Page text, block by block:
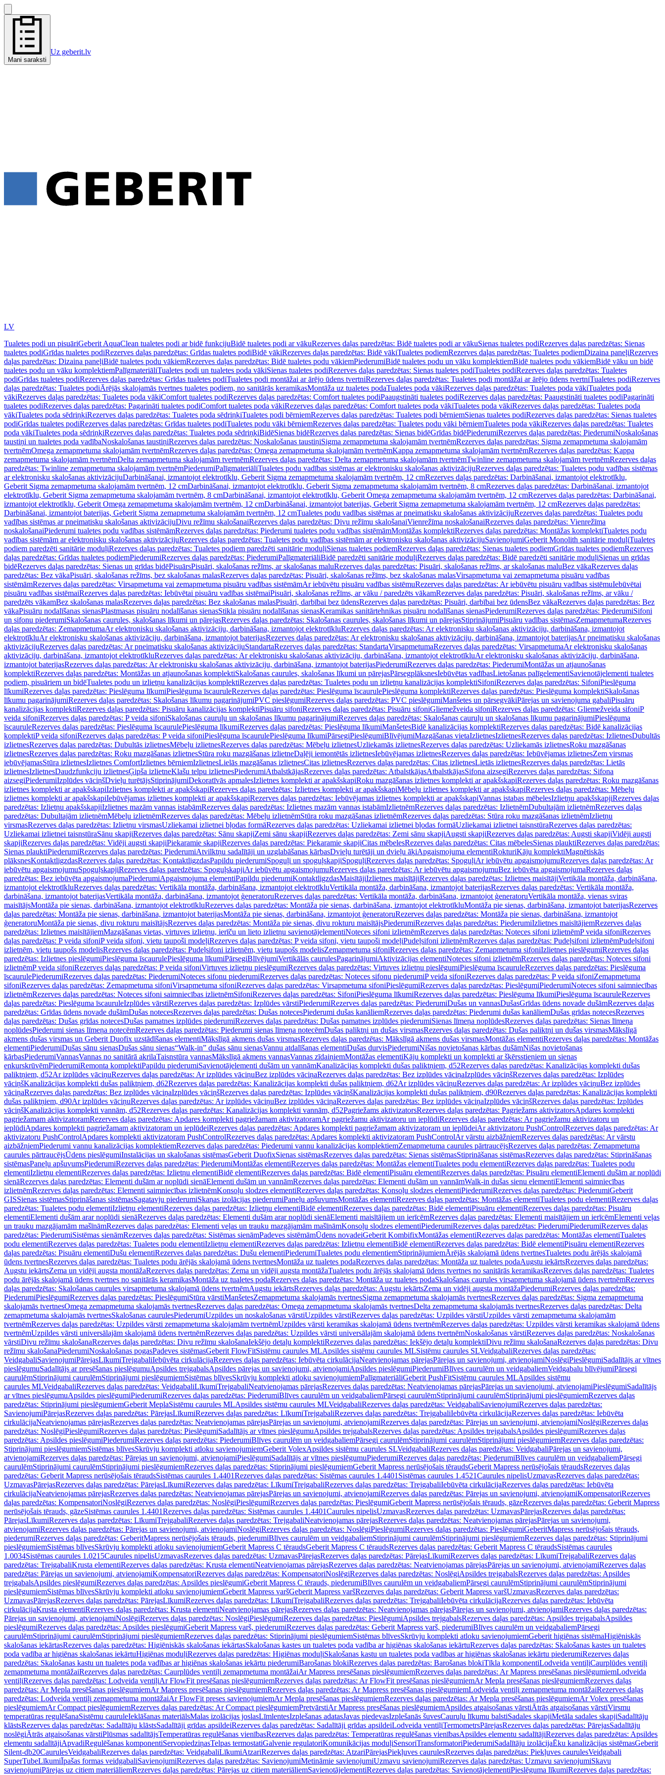
Mani saraksti
Uz geberit.lv
LV
Tualetes podi un pisuāriGeberit AquaClean tualetes podi ar bidē funkcijuBidē tualetes podi ar vākuRezerves daļas paredzētas: Bidē tualetes podi ar vākuSienas tualetes podiRezerves daļas paredzētas: Sienas
tualetes podiGrīdas tualetes podiRezerves daļas paredzētas: Grīdas tualetes podiBidē vākiRezerves daļas paredzētas: Bidē vākiTualetes podiemRezerves daļas paredzētas: Tualetes podiemDizaina paneļiRezerves
daļas paredzētas: Dizaina paneļiBidē tualetes podu vākiemRezerves daļas paredzētas: Bidē tualetes podu vākiemPiederumiBidē tualetes podu un vāku komplektiemBidē tualetes podu vākiemBidē vāku un bidē
tualetes podu un vāku komplektiemPalīgmateriāliTualetes podi un tualetes poda vākiSienas tualetes podiRezerves daļas paredzētas: Sienas tualetes podiTualetes podiRezerves daļas paredzētas: Tualetes
podiGrīdas tualetes podiRezerves daļas paredzētas: Grīdas tualetes podiTualetes podi montāžai ar ārējo ūdens tvertniRezerves daļas paredzētas: Tualetes podi montāžai ar ārējo ūdens tvertniTualetes podiRezerves
daļas paredzētas: Tualetes podiĀrējās skalojamās tvertnes tualetes podiem, no sanitārās keramikasMontāža uz tualetes podaTualetes poda vākiRezerves daļas paredzētas: Tualetes poda vākiTualetes poda
vākiRezerves daļas paredzētas: Tualetes poda vākiComfort tualetes podiRezerves daļas paredzētas: Comfort tualetes podiPaaugstināti tualetes podiRezerves daļas paredzētas: Paaugstināti tualetes podiPagarināti
tualetes podiRezerves daļas paredzētas: Pagarināti tualetes podiComfort tualetes poda vākiRezerves daļas paredzētas: Comfort tualetes poda vākiTualetes poda vākiRezerves daļas paredzētas: Tualetes poda
vākiTualetes poda sēdriņķiRezerves daļas paredzētas: Tualetes poda sēdriņķiTualetes podi bērniemRezerves daļas paredzētas: Tualetes podi bērniemSienas tualetes podiRezerves daļas paredzētas: Sienas tualetes
podiGrīdas tualetes podiRezerves daļas paredzētas: Grīdas tualetes podiTualetes podu vāki bērniemRezerves daļas paredzētas: Tualetes podu vāki bērniemTualetes poda vākiRezerves daļas paredzētas: Tualetes
poda vākiTualetes poda sēdriņķiRezerves daļas paredzētas: Tualetes poda sēdriņķiBidēSienas bidēRezerves daļas paredzētas: Sienas bidēGrīdas bidēPiederumiRezerves daļas paredzētas: PiederumiNoskalošanas
taustiņi un tualetes poda vadībaNoskalošanas taustiņiRezerves daļas paredzētas: Noskalošanas taustiņiSigma zemapmetuma skalojamām tvertnēmRezerves daļas paredzētas: Sigma zemapmetuma skalojamām
tvertnēmOmega zemapmetuma skalojamām tvertnēmRezerves daļas paredzētas: Omega zemapmetuma skalojamām tvertnēmKappa zemapmetuma skalojamām tvertnēmRezerves daļas paredzētas: Kappa
zemapmetuma skalojamām tvertnēmDelta zemapmetuma skalojamām tvertnēmRezerves daļas paredzētas: Delta zemapmetuma skalojamām tvertnēmTwinline zemapmetuma skalojamām tvertnēmRezerves daļas
paredzētas: Twinline zemapmetuma skalojamām tvertnēmPiederumiPalīgmateriāliTualetes podu vadības sistēmas ar elektronisku skalošanas aktivizācijuRezerves daļas paredzētas: Tualetes podu vadības sistēmas
ar elektronisku skalošanas aktivizācijuDarbināšanai, izmantojot elektrotīklu, Geberit Sigma zemapmetuma skalojamām tvertnēm, 12 cmRezerves daļas paredzētas: Darbināšanai, izmantojot elektrotīklu,
Geberit Sigma zemapmetuma skalojamām tvertnēm, 12 cmDarbināšanai, izmantojot elektrotīklu, Geberit Sigma zemapmetuma skalojamām tvertnēm, 8 cmRezerves daļas paredzētas: Darbināšanai, izmantojot
elektrotīklu, Geberit Sigma zemapmetuma skalojamām tvertnēm, 8 cmDarbināšanai, izmantojot elektrotīklu, Geberit Omega zemapmetuma skalojamām tvertnēm, 12 cmRezerves daļas paredzētas: Darbināšanai,
izmantojot elektrotīklu, Geberit Omega zemapmetuma skalojamām tvertnēm, 12 cmDarbināšanai, izmantojot baterijas, Geberit Sigma zemapmetuma skalojamām tvertnēm, 12 cmRezerves daļas paredzētas:
Darbināšanai, izmantojot baterijas, Geberit Sigma zemapmetuma skalojamām tvertnēm, 12 cmTualetes podu vadības sistēmas ar pneimatisku skalošanas aktivizācijuRezerves daļas paredzētas: Tualetes podu
vadības sistēmas ar pneimatisku skalošanas aktivizācijuDivu režīmu skalošanaiRezerves daļas paredzētas: Divu režīmu skalošanaiVienrežīma noskalošanaiRezerves daļas paredzētas: Vienrežīma
noskalošanaiPiederumi tualetes podu vadības sistēmāmRezerves daļas paredzētas: Piederumi tualetes podu vadības sistēmāmMontāžas komplektiRezerves daļas paredzētas: Montāžas komplektiTualetes podu
vadības sistēmām ar elektronisku skalošanas aktivizācijuRezerves daļas paredzētas: Tualetes podu vadības sistēmām ar elektronisku skalošanas aktivizācijuSavienojumiGeberit Monolith sanitārie moduļiTualetes
podiem paredzēti sanitārie moduļiRezerves daļas paredzētas: Tualetes podiem paredzēti sanitārie moduļiSienas tualetes podiemRezerves daļas paredzētas: Sienas tualetes podiemGrīdas tualetes podiemRezerves
daļas paredzētas: Grīdas tualetes podiemPiederumiRezerves daļas paredzētas: PiederumiPalīgmateriāliBidē paredzēti sanitārie moduļiRezerves daļas paredzētas: Bidē paredzēti sanitārie moduļiSienas un grīdas
bidēRezerves daļas paredzētas: Sienas un grīdas bidēPisuārsPisuāri, skalošanas režīms, ar skalošanas maluRezerves daļas paredzētas: Pisuāri, skalošanas režīms, ar skalošanas maluBez vākaRezerves daļas
paredzētas: Bez vākaPisuāri, skalošanas režīms, bez skalošanas malasRezerves daļas paredzētas: Pisuāri, skalošanas režīms, bez skalošanas malasVirsapmetuma vai zemapmetuma pisuāru vadības
sistēmāmRezerves daļas paredzētas: Virsapmetuma vai zemapmetuma pisuāru vadības sistēmāmAr iebūvētu pisuāru vadības sistēmuRezerves daļas paredzētas: Ar iebūvētu pisuāru vadības sistēmuIebūvētai
pisuāru vadības sistēmaiRezerves daļas paredzētas: Iebūvētai pisuāru vadības sistēmaiPisuāri, skalošanas režīms, ar vāku / paredzēts vākamRezerves daļas paredzētas: Pisuāri, skalošanas režīms, ar vāku /
paredzēts vākamBez skalošanas malasRezerves daļas paredzētas: Bez skalošanas malasPisuāri, darbībai bez ūdensRezerves daļas paredzētas: Pisuāri, darbībai bez ūdensBez vākaRezerves daļas paredzētas: Bez
vākaPisuāru nodalīšanas sienasPlastmasas pisuāru nodalīšanas sienasStikla pisuāru nodalīšanas sienasKeramikas sanitārtehnikas pisuāru nodalīšanas sienasPiederumiRezerves daļas paredzētas: PiederumiSifoni
un sifonu piederumiSkalošanas caurules, skalošanas līkumi un pārejasRezerves daļas paredzētas: Skalošanas caurules, skalošanas līkumi un pārejasStiprinājumiPisuāru vadības sistēmasZemapmetumaRezerves
daļas paredzētas: ZemapmetumaAr elektronisku skalošanas aktivizāciju, darbināšana, izmantojot elektrotīkluRezerves daļas paredzētas: Ar elektronisku skalošanas aktivizāciju, darbināšana, izmantojot
elektrotīkluAr elektronisku skalošanas aktivizāciju, darbināšana, izmantojot baterijasRezerves daļas paredzētas: Ar elektronisku skalošanas aktivizāciju, darbināšana, izmantojot baterijasAr pneimatisku skalošanas
aktivizācijuRezerves daļas paredzētas: Ar pneimatisku skalošanas aktivizācijuStandartaRezerves daļas paredzētas: StandartaVirsapmetumaRezerves daļas paredzētas: VirsapmetumaAr elektronisku skalošanas
aktivizāciju, darbināšana, izmantojot elektrotīkluRezerves daļas paredzētas: Ar elektronisku skalošanas aktivizāciju, darbināšana, izmantojot elektrotīkluAr elektronisku skalošanas aktivizāciju, darbināšana,
izmantojot baterijasRezerves daļas paredzētas: Ar elektronisku skalošanas aktivizāciju, darbināšana, izmantojot baterijasPiederumiRezerves daļas paredzētas: PiederumiMontāžas un atjaunošanas
komplektiRezerves daļas paredzētas: Montāžas un atjaunošanas komplektiSkalošanas caurules, skalošanas līkumi un pārejasPārsegplāksnesIebūvētas vadībasLietošanas palīgelementiSavienotājelementi tualetes
podiem, pisuāriem un bidēTualetes podu un izlietņu kanalizācijas komplektiRezerves daļas paredzētas: Tualetes podu un izlietņu kanalizācijas komplektiSifoniRezerves daļas paredzētas: SifoniPieslēguma
līkumiRezerves daļas paredzētas: Pieslēguma līkumiPieslēguma īscauruleRezerves daļas paredzētas: Pieslēguma īscaurulePieslēguma komplektiRezerves daļas paredzētas: Pieslēguma komplektiSkalošanas
līkumu pagarinājumiRezerves daļas paredzētas: Skalošanas līkumu pagarinājumiPVC pieslēgumiRezerves daļas paredzētas: PVC pieslēgumiManšetes un pārsegvākiPārejas un savienojuma gabaliPisuāru
kanalizācijas komplektiRezerves daļas paredzētas: Pisuāru kanalizācijas komplektiPisuāru sifoniRezerves daļas paredzētas: Pisuāru sifoniGliemežveida sifoniRezerves daļas paredzētas: Gliemežveida sifoniP
veida sifoniRezerves daļas paredzētas: P veida sifoniSkalošanas cauruļu un skalošanas līkumu pagarinājumiRezerves daļas paredzētas: Skalošanas cauruļu un skalošanas līkumu pagarinājumiPieslēguma
īscauruleRezerves daļas paredzētas: Pieslēguma īscaurulePieslēguma līkumiRezerves daļas paredzētas: Pieslēguma līkumiManšetesBidē kanalizācijas komplektiRezerves daļas paredzētas: Bidē kanalizācijas
komplektiP veida sifoniRezerves daļas paredzētas: P veida sifoniPieslēguma īscaurulePieslēguma līkumiPārsegiPieslēgumiBlīvējumiMazgāšanas vietaIzlietnesIzlietnesRezerves daļas paredzētas: IzlietnesDubultās
izlietnesRezerves daļas paredzētas: Dubultās izlietnesMēbeļu izlietnesRezerves daļas paredzētas: Mēbeļu izlietnesUzliekamās izlietnesRezerves daļas paredzētas: Uzliekamās izlietnesRoku mazgāšanas
izlietnesRezerves daļas paredzētas: Roku mazgāšanas izlietnesStūra roku mazgāšanas izlietneDaļēji iemontētās izlietnesIebūvējamas izlietnesRezerves daļas paredzētas: Iebūvējamas izlietnesZem virsmas
iebūvējamasStūra izlietnesIzlietnes ComfortIzlietnes bērniemIzlietnesLielās mazgāšanas izlietnesCitas izlietnesRezerves daļas paredzētas: Citas izlietnesLietās izlietnesRezerves daļas paredzētas: Lietās
izlietnesIzlietnesDaudzfunkciju izlietnesĢipša izlietneKlašu telpu izlietnesPiederumiAtbalstkājasRezerves daļas paredzētas: AtbalstkājasAtbalstkājasSifona aizsegiRezerves daļas paredzētas: Sifona
aizsegiPiederumiIzplūdes vāciņšDvieļu turētājsStiprinājumiDekoratīvās apmalesIzlietnes komplekti ar apakšskapiRoku mazgāšanas izlietnes komplekti ar apakšskapiRezerves daļas paredzētas: Roku mazgāšanas
izlietnes komplekti ar apakšskapiIzlietnes komplekti ar apakšskapiRezerves daļas paredzētas: Izlietnes komplekti ar apakšskapiMēbeļu izlietnes komplekti ar apakšskapiRezerves daļas paredzētas: Mēbeļu
izlietnes komplekti ar apakšskapiIebūvējamas izlietnes komplekti ar apakšskapiRezerves daļas paredzētas: Iebūvējamas izlietnes komplekti ar apakšskapiVannas istabas mēbelesIzlietņu apakšskapjiRezerves daļas
paredzētas: Izlietņu apakšskapjiIzlietnes mazām vannas istabāmRezerves daļas paredzētas: Izlietnes mazām vannas istabāmIzlietnēmRezerves daļas paredzētas: IzlietnēmDubultajām izlietnēmRezerves daļas
paredzētas: Dubultajām izlietnēmMēbeļu izlietnēmRezerves daļas paredzētas: Mēbeļu izlietnēmStūra roku mazgāšanas izlietnēmRezerves daļas paredzētas: Stūra roku mazgāšanas izlietnēmIzlietņu
virsmasRezerves daļas paredzētas: Izlietņu virsmasUzliekamai izlietnei bļodas formāRezerves daļas paredzētas: Uzliekamai izlietnei bļodas formāUzliekamai izlietnei taisnstūraRezerves daļas paredzētas:
Uzliekamai izlietnei taisnstūraSānu skapjiRezerves daļas paredzētas: Sānu skapjiZemi sānu skapjiRezerves daļas paredzētas: Zemi sānu skapjiAugsti skapjiRezerves daļas paredzētas: Augsti skapjiVidēji augsti
skapjiRezerves daļas paredzētas: Vidēji augsti skapjiPiekaramie skapjiRezerves daļas paredzētas: Piekaramie skapjiCitas mēbelesRezerves daļas paredzētas: Citas mēbelesSienas plauktiRezerves daļas paredzētas:
Sienas plauktiPiederumiRezerves daļas paredzētas: PiederumiAtvilktņu sadalītāji un uzglabāšanas kārbasDvieļu turētāji un dvieļu āķiApgaismojuma elementiRokturiKāju komplektiMagnētiskās
plāksnesKontaktligzdasRezerves daļas paredzētas: KontaktligzdasPapildu piederumiSpoguļi un spoguļskapjiSpoguļiRezerves daļas paredzētas: SpoguļiAr iebūvētu apgaismojumuRezerves daļas paredzētas: Ar
iebūvētu apgaismojumuSpoguļskapjiRezerves daļas paredzētas: SpoguļskapjiAr iebūvētu apgaismojumuRezerves daļas paredzētas: Ar iebūvētu apgaismojumuBez iebūvēta apgaismojumaRezerves daļas
paredzētas: Bez iebūvēta apgaismojumaPiederumiApgaismojuma elementiPapildu piederumiKontaktligzdasMaisītājiIzlietnes maisītājiRezerves daļas paredzētas: Izlietnes maisītājiVertikāla montāža, darbināšana,
izmantojot elektrotīkluRezerves daļas paredzētas: Vertikāla montāža, darbināšana, izmantojot elektrotīkluVertikāla montāža, darbināšana, izmantojot baterijasRezerves daļas paredzētas: Vertikāla montāža,
darbināšana, izmantojot baterijasVertikāla montāža, darbināšana, izmantojot ģeneratoruRezerves daļas paredzētas: Vertikāla montāža, darbināšana, izmantojot ģeneratoruVertikāla montāža, vienas sviras
maisītājsMontāža pie sienas, darbināšana, izmantojot elektrotīkluRezerves daļas paredzētas: Montāža pie sienas, darbināšana, izmantojot elektrotīkluMontāža pie sienas, darbināšana, izmantojot baterijasRezerves
daļas paredzētas: Montāža pie sienas, darbināšana, izmantojot baterijasMontāža pie sienas, darbināšana, izmantojot ģeneratoruRezerves daļas paredzētas: Montāža pie sienas, darbināšana, izmantojot
ģeneratoruMontāža pie sienas, divu rokturu maisītājsRezerves daļas paredzētas: Montāža pie sienas, divu rokturu maisītājsPiederumiRezerves daļas paredzētas: PiederumiIzlietnes maisītājiemRezerves daļas
paredzētas: Izlietnes maisītājiemMazgāšanas vietas, virtuves izlietņu, ierīču un lieto izlietņu savienotājelementiNoteces sifoni izlietnēmRezerves daļas paredzētas: Noteces sifoni izlietnēmP veida sifoniRezerves
daļas paredzētas: P veida sifoniP veida sifoni, vietu taupoši modeļiRezerves daļas paredzētas: P veida sifoni, vietu taupoši modeļiPudeļsifoni izlietnēmRezerves daļas paredzētas: Pudeļsifoni izlietnēmPudeļsifoni
izlietnēm, vietu taupošs modelisRezerves daļas paredzētas: Pudeļsifoni izlietnēm, vietu taupošs modelisZemapmetuma sifoniRezerves daļas paredzētas: Zemapmetuma sifoniIzlietnes pieslēgumiRezerves daļas
paredzētas: Izlietnes pieslēgumiPieslēguma īscaurulePieslēguma līkumiPārsegiBlīvējumiVertikālās caurulesPagarinājumiAktivizācijas elementiNoteces sifoni izlietnēmRezerves daļas paredzētas: Noteces sifoni
izlietnēmP veida sifoniRezerves daļas paredzētas: P veida sifoniVirtuves izlietņu pieslēgumiRezerves daļas paredzētas: Virtuves izlietņu pieslēgumiPieslēguma īscauruleRezerves daļas paredzētas: Pieslēguma
īscaurulePiederumiRezerves daļas paredzētas: PiederumiNoteces sifonu piederumiRezerves daļas paredzētas: Noteces sifonu piederumiP veida sifoniRezerves daļas paredzētas: P veida sifoniZemapmetuma
sifoniRezerves daļas paredzētas: Zemapmetuma sifoniVirsapmetuma sifoniRezerves daļas paredzētas: Virsapmetuma sifoniPieslēgumiRezerves daļas paredzētas: PieslēgumiPiederumiNoteces sifoni saimniecības
izlietnēmRezerves daļas paredzētas: Noteces sifoni saimniecības izlietnēmSifoniRezerves daļas paredzētas: SifoniPieslēguma līkumiRezerves daļas paredzētas: Pieslēguma līkumiPieslēguma īscauruleRezerves
daļas paredzētas: Pieslēguma īscauruleIzplūdes vārstiRezerves daļas paredzētas: Izplūdes vārstiPiederumiRezerves daļas paredzētas: PiederumiDušas un vannasDušasGrīdas ūdens novade dušāmRezerves daļas
paredzētas: Grīdas ūdens novade dušāmDušas notecesRezerves daļas paredzētas: Dušas notecesPiederumi dušas kanāliemRezerves daļas paredzētas: Piederumi dušas kanāliemDušas grīdas notecesRezerves
daļas paredzētas: Dušas grīdas notecesDušas pamatnes izplūdes piederumiRezerves daļas paredzētas: Dušas pamatnes izplūdes piederumiSienas līmeņa noplūdesRezerves daļas paredzētas: Sienas līmeņa
noplūdesPiederumi sienas līmeņa notecēmRezerves daļas paredzētas: Piederumi sienas līmeņa notecēmDušas paliktņi un dušas virsmasRezerves daļas paredzētas: Dušas paliktņi un dušas virsmasMākslīgā
akmens dušas virsmas un Geberit Duofix uzstādīšanas elementiMākslīgā akmens dušas virsmasRezerves daļas paredzētas: Mākslīgā akmens dušas virsmasMontāžas elementiRezerves daļas paredzētas: Montāžas
elementiPiederumiDušas sānu sienasDušas sānu sienas“Walk-in” dušas sānu sienasVannu atdalīšanas elementiDušas durvisPiederumiNišas novietošanas kārbas dušāmNišas novietošanas
kārbasPiederumiVannasVannas no sanitārā akrilaTaisnstūra vannasMākslīgā akmens vannasVannas zīdaiņiemMontāžas elementiKāju komplekti un komplekti ar šķērsstieņiem un sienas
enkurskrūvēmPiederumiRemonta komplektiPapildu piederumiSavienotājelementi dušām un vannāmKanalizācijas komplekti dušas paliktņiem, d52Rezerves daļas paredzētas: Kanalizācijas komplekti dušas
paliktņiem, d52Ar izplūdes vāciņuRezerves daļas paredzētas: Ar izplūdes vāciņuBez izplūdes vāciņaRezerves daļas paredzētas: Bez izplūdes vāciņaIzplūdes vāciņšRezerves daļas paredzētas: Izplūdes
vāciņšKanalizācijas komplekti dušas paliktņiem, d62Rezerves daļas paredzētas: Kanalizācijas komplekti dušas paliktņiem, d62Ar izplūdes vāciņuRezerves daļas paredzētas: Ar izplūdes vāciņuBez izplūdes
vāciņaRezerves daļas paredzētas: Bez izplūdes vāciņaIzplūdes vāciņšRezerves daļas paredzētas: Izplūdes vāciņšKanalizācijas komplekti dušas paliktņiem, d90Rezerves daļas paredzētas: Kanalizācijas komplekti
dušas paliktņiem, d90Ar izplūdes vāciņuRezerves daļas paredzētas: Ar izplūdes vāciņuBez izplūdes vāciņaRezerves daļas paredzētas: Bez izplūdes vāciņaIzplūdes vāciņšRezerves daļas paredzētas: Izplūdes
vāciņšKanalizācijas komplekti vannām, d52Rezerves daļas paredzētas: Kanalizācijas komplekti vannām, d52Pagriežams aktivizatorsRezerves daļas paredzētas: Pagriežams aktivizatorsApdares komplekti
pagriežamam aktivizatoramRezerves daļas paredzētas: Apdares komplekti pagriežamam aktivizatoramAr pagriežamu aktivizatoru un ieplūdiRezerves daļas paredzētas: Ar pagriežamu aktivizatoru un
ieplūdiApdares komplekti pagriežamam aktivizatoram un ieplūdeiRezerves daļas paredzētas: Apdares komplekti pagriežamam aktivizatoram un ieplūdeiAr aktivizatoru PushControlRezerves daļas paredzētas: Ar
aktivizatoru PushControlApdares komplekti aktivizatoram PushControlRezerves daļas paredzētas: Apdares komplekti aktivizatoram PushControlAr vārstu aizbāžņiemRezerves daļas paredzētas: Ar vārstu
aizbāžņiemPiederumi vannu kanalizācijas komplektiemRezerves daļas paredzētas: Piederumi vannu kanalizācijas komplektiemZemapmetuma caurules pārtraucējsRezerves daļas paredzētas: Zemapmetuma
caurules pārtraucējsŪdens pieslēgumiInstalācijas un skalošanas sistēmasGeberit DuofixSienas sistēmasRezerves daļas paredzētas: Sienas sistēmasStiprināšanas sistēmasRezerves daļas paredzētas: Stiprināšanas
sistēmasPaneļu apšuvumsPiederumiRezerves daļas paredzētas: PiederumiMontāžas elementiRezerves daļas paredzētas: Montāžas elementiTualetes podu elementiRezerves daļas paredzētas: Tualetes podu
elementiIzlietņu elementiRezerves daļas paredzētas: Izlietņu elementiBidē elementiRezerves daļas paredzētas: Bidē elementiPisuāru elementiRezerves daļas paredzētas: Pisuāru elementiElementi dušām ar noplūdi
sienāRezerves daļas paredzētas: Elementi dušām ar noplūdi sienāElementi dušām un vannāmRezerves daļas paredzētas: Elementi dušām un vannāmWalk-in dušas sienu elementiElementi saimniecības
izlietnēmRezerves daļas paredzētas: Elementi saimniecības izlietnēmKonsoļu slodzes elementiRezerves daļas paredzētas: Konsoļu slodzes elementiPiederumiRezerves daļas paredzētas: PiederumiGeberit
GISSienas sistēmasStiprināšanas sistēmasSagatavju piederumiSkaņas izolācijas piederumiPaneļu apšuvumsMontāžas elementiRezerves daļas paredzētas: Montāžas elementiTualetes podu elementiRezerves daļas
paredzētas: Tualetes podu elementiIzlietņu elementiRezerves daļas paredzētas: Izlietņu elementiBidē elementiRezerves daļas paredzētas: Bidē elementiPisuāru elementiRezerves daļas paredzētas: Pisuāru
elementiElementi dušām arar noplūdi sienāRezerves daļas paredzētas: Elementi dušām arar noplūdi sienāElementi maisītājiem un ierīcēmRezerves daļas paredzētas: Elementi maisītājiem un ierīcēmElementi veļas
un trauku mazgājamām mašīnāmRezerves daļas paredzētas: Elementi veļas un trauku mazgājamām mašīnāmKonsoļu slodzes elementiPiederumiRezerves daļas paredzētas: PiederumiPiederumiRezerves daļas
paredzētas: PiederumiSistēmas sienāmRezerves daļas paredzētas: Sistēmas sienāmPadeves sistēmāmŪdens novadeiGeberit KombifixMontāžas elementiRezerves daļas paredzētas: Montāžas elementiTualetes
podu elementiRezerves daļas paredzētas: Tualetes podu elementiIzlietņu elementiRezerves daļas paredzētas: Izlietņu elementiBidē elementiRezerves daļas paredzētas: Bidē elementiPisuāru elementiRezerves
daļas paredzētas: Pisuāru elementiDušu elementiRezerves daļas paredzētas: Dušu elementiPiederumiTualetes podu elementiemStiprinājumiemĀrējās skalojamā ūdens tvertnesTualetes podu ārējās skalojamā
ūdens tvertnesRezerves daļas paredzētas: Tualetes podu ārējās skalojamā ūdens tvertnesMontāža uz tualetes podaRezerves daļas paredzētas: Montāža uz tualetes podaAugstu iekārtsRezerves daļas paredzētas:
Augstu iekārtsZema un vidēji augsta montāžaRezerves daļas paredzētas: Zema un vidēji augsta montāžaTualetes podu ārējās skalojamā ūdens tvertnes no sanitārās keramikasRezerves daļas paredzētas: Tualetes
podu ārējās skalojamā ūdens tvertnes no sanitārās keramikasMontāža uz tualetes podaRezerves daļas paredzētas: Montāža uz tualetes podaSkalošanas caurules virsapmetuma skalojamā ūdens tvertnēmRezerves
daļas paredzētas: Skalošanas caurules virsapmetuma skalojamā ūdens tvertnēmAugstu iekārtsRezerves daļas paredzētas: Augstu iekārtsZema un vidēji augsta montāžaPiederumiRezerves daļas paredzētas:
PiederumiPieslēgumiRezerves daļas paredzētas: PieslēgumiStūra vārstiManšetesZemapmetuma skalojamās tvertnesSigma zemapmetuma skalojamās tvertnesRezerves daļas paredzētas: Sigma zemapmetuma
skalojamās tvertnesOmega zemapmetuma skalojamās tvertnesRezerves daļas paredzētas: Omega zemapmetuma skalojamās tvertnesDelta zemapmetuma skalojamās tvertnesRezerves daļas paredzētas: Delta
zemapmetuma skalojamās tvertnesSkalošanas caurulesPiederumiUzpildes un noskalošanas vārstiUzpildes vārstiRezerves daļas paredzētas: Uzpildes vārstiUzpildes vārsti zemapmetuma skalojamām
tvertnēmRezerves daļas paredzētas: Uzpildes vārsti zemapmetuma skalojamām tvertnēmUzpildes vārsti keramikas skalojamā ūdens tvertnēmRezerves daļas paredzētas: Uzpildes vārsti keramikas skalojamā ūdens
tvertnēmUzpildes vārsti universālajām skalojamā ūdens tvertnēmRezerves daļas paredzētas: Uzpildes vārsti universālajām skalojamā ūdens tvertnēmNoskalošanas vārstiRezerves daļas paredzētas: Noskalošanas
vārstiDivu režīmu skalošanaRezerves daļas paredzētas: Divu režīmu skalošanaIekšējo detaļu komplektiRezerves daļas paredzētas: Iekšējo detaļu komplektiDivu režīmu skalošanaRezerves daļas paredzētas: Divu
režīmu skalošanaPiederumiNoskalošanas pogasPadeves sistēmasGeberit FlowFitSistēmu caurules MLApsildes sistēmu caurules MLSistēmu caurules SLVeidgabaliRezerves daļas paredzētas:
VeidgabaliSavienojumiPārejasLīkumiTrejgabaliIebūvēta cirkulācijaRezerves daļas paredzētas: Iebūvēta cirkulācijaNeatvienojamas pārejasPārejas un savienojumi, atvienojamiNoslēgiPieslēgumiSadalītājs ar vītnes
pieslēgumuSadalītājs ar presēšanas pieslēgumuApsildes trejgabalsApsildes pārejas un savienojumi, atvienojamiApsildes pieslēgumiPiederumiBlīves caurulēm un veidgabaliemVeidgabalu blīvējumiPārsegi
caurulēmStiprinājumi caurulēmStiprinājumi pieslēgumiemSistēmas blīvesSkrūvju komplekti atloku savienojumiemPalīgmateriāliGeberit PushFitSistēmu caurules MLApsildes sistēmu
caurules MLVeidgabaliRezerves daļas paredzētas: VeidgabaliLīkumiTrejgabaliNeatvienojamas pārejasRezerves daļas paredzētas: Neatvienojamas pārejasPārejas un savienojumi, atvienojamiPieslēgumiSadalītājs
ar vītnes pieslēgumuApsildes pieslēgumiPiederumiRezerves daļas paredzētas: PiederumiBlīves caurulēm un veidgabaliemPārsegi caurulēmStiprinājumi caurulēmStiprinājumi pieslēgumiemRezerves daļas
paredzētas: Stiprinājumi pieslēgumiemGeberit MeplaSistēmu caurules MLApsildes sistēmu caurules MLVeidgabaliRezerves daļas paredzētas: VeidgabaliSavienojumiRezerves daļas paredzētas:
SavienojumiPārejasRezerves daļas paredzētas: PārejasLīkumiRezerves daļas paredzētas: LīkumiTrejgabaliRezerves daļas paredzētas: TrejgabaliIebūvēta cirkulācijaRezerves daļas paredzētas: Iebūvēta
cirkulācijaNeatvienojamas pārejasRezerves daļas paredzētas: Neatvienojamas pārejasPārejas un savienojumi, atvienojamiRezerves daļas paredzētas: Pārejas un savienojumi, atvienojamiNoslēgiRezerves daļas
paredzētas: NoslēgiPieslēgumiRezerves daļas paredzētas: PieslēgumiSadalītājs ar vītnes pieslēgumuApsildes trejgabalsRezerves daļas paredzētas: Apsildes trejgabalsApsildes pieslēgumiRezerves daļas
paredzētas: Apsildes pieslēgumiPiederumiRezerves daļas paredzētas: PiederumiBlīves caurulēm un veidgabaliemPārsegi caurulēmStiprinājumi caurulēmStiprinājumi pieslēgumiemRezerves daļas paredzētas:
Stiprinājumi pieslēgumiemSistēmas blīvesSkrūvju komplekti atloku savienojumiemGeberit VolexApsildes sistēmu caurules SLVeidgabaliRezerves daļas paredzētas: VeidgabaliPārejas un savienojumi,
atvienojamiRezerves daļas paredzētas: Pārejas un savienojumi, atvienojamiPieslēgumiSadalītājs ar vītnes pieslēgumuPiederumiRezerves daļas paredzētas: PiederumiBlīves caurulēm un veidgabaliemPārsegi
caurulēmStiprinājumi caurulēmStiprinājumi pieslēgumiemRezerves daļas paredzētas: Stiprinājumi pieslēgumiemGeberit Mapress nerūsējošais tēraudsGeberit Mapress nerūsējošais tēraudsRezerves daļas
paredzētas: Geberit Mapress nerūsējošais tēraudsSistēmas caurules 1.4401Rezerves daļas paredzētas: Sistēmas caurules 1.4401 Sistēmas caurules 1.4521Caurules nipelisUzmavasRezerves daļas paredzētas:
UzmavasPārejasRezerves daļas paredzētas: PārejasLīkumiRezerves daļas paredzētas: LīkumiTrejgabaliRezerves daļas paredzētas: TrejgabaliIebūvēta cirkulācijaRezerves daļas paredzētas: Iebūvēta
cirkulācijaNeatvienojamas pārejasRezerves daļas paredzētas: Neatvienojamas pārejasPārejas un savienojumi, atvienojamiRezerves daļas paredzētas: Pārejas un savienojumi, atvienojamiKompensatoriRezerves
daļas paredzētas: KompensatoriNoslēgiRezerves daļas paredzētas: NoslēgiPieslēgumiRezerves daļas paredzētas: PieslēgumiGeberit Mapress nerūsējošais tērauds, gāzeRezerves daļas paredzētas: Geberit Mapress
nerūsējošais tērauds, gāzeSistēmas caurules 1.4401Rezerves daļas paredzētas: Sistēmas caurules 1.4401Caurules nipelisUzmavasRezerves daļas paredzētas: UzmavasPārejasRezerves daļas paredzētas:
PārejasLīkumiRezerves daļas paredzētas: LīkumiTrejgabaliRezerves daļas paredzētas: TrejgabaliNeatvienojamas pārejasRezerves daļas paredzētas: Neatvienojamas pārejasPārejas un savienojumi,
atvienojamiRezerves daļas paredzētas: Pārejas un savienojumi, atvienojamiNoslēgiRezerves daļas paredzētas: NoslēgiPieslēgumiRezerves daļas paredzētas: PieslēgumiGeberitMapress nerūsējošais tērauds,
piederumiRezerves daļas paredzētas: GeberitMapress nerūsējošais tērauds, piederumiBlīves caurulēm un veidgabaliemStiprinājumi caurulēmStiprinājumi pieslēgumiemRezerves daļas paredzētas: Stiprinājumi
pieslēgumiemSistēmas blīvesSkrūvju komplekti atloku savienojumiemGeberit Mapress C tēraudsGeberit Mapress C tēraudsRezerves daļas paredzētas: Geberit Mapress C tēraudsSistēmas caurules
1.0034Sistēmas caurules 1.0215Caurules nipelisUzmavasRezerves daļas paredzētas: UzmavasPārejasRezerves daļas paredzētas: PārejasLīkumiRezerves daļas paredzētas: LīkumiTrejgabaliRezerves daļas
paredzētas: TrejgabaliKrusta elementiRezerves daļas paredzētas: Krusta elementiNeatvienojamas pārejasRezerves daļas paredzētas: Neatvienojamas pārejasPārejas un savienojumi, atvienojamiRezerves daļas
paredzētas: Pārejas un savienojumi, atvienojamiKompensatoriRezerves daļas paredzētas: KompensatoriNoslēgiRezerves daļas paredzētas: NoslēgiApsildes trejgabalsRezerves daļas paredzētas: Apsildes
trejgabalsApsildes pieslēgumiRezerves daļas paredzētas: Apsildes pieslēgumiGeberit Mapress C tērauds, piederumiBlīves caurulēm un veidgabaliemPārsegi caurulēmStiprinājumi caurulēmStiprinājumi
pieslēgumiemSistēmas blīvesSkrūvju komplekti atloku savienojumiemGeberit Mapress varšGeberit Mapress varšRezerves daļas paredzētas: Geberit Mapress varšUzmavasRezerves daļas paredzētas:
UzmavasPārejasRezerves daļas paredzētas: PārejasLīkumiRezerves daļas paredzētas: LīkumiTrejgabaliRezerves daļas paredzētas: TrejgabaliIebūvēta cirkulācijaRezerves daļas paredzētas: Iebūvēta
cirkulācijaKrusta elementiRezerves daļas paredzētas: Krusta elementiNeatvienojamas pārejasRezerves daļas paredzētas: Neatvienojamas pārejasPārejas un savienojumi, atvienojamiRezerves daļas paredzētas:
Pārejas un savienojumi, atvienojamiNoslēgiRezerves daļas paredzētas: NoslēgiPieslēgumiRezerves daļas paredzētas: PieslēgumiApsildes trejgabalsRezerves daļas paredzētas: Apsildes trejgabalsApsildes
pieslēgumiRezerves daļas paredzētas: Apsildes pieslēgumiGeberit Mapress varš, piederumiRezerves daļas paredzētas: Geberit Mapress varš, piederumiBlīves caurulēm un veidgabaliemPārsegi
caurulēmStiprinājumi caurulēmStiprinājumi pieslēgumiemRezerves daļas paredzētas: Stiprinājumi pieslēgumiemSistēmas blīvesSkrūvju komplekti atloku savienojumiemGeberit higiēnas sistēmaHigiēniskās
skalošanas iekārtasRezerves daļas paredzētas: Higiēniskās skalošanas iekārtasSkalošanas kastes un tualetes poda vadība ar higiēnas skalošanas iekārtuRezerves daļas paredzētas: Skalošanas kastes un tualetes
poda vadība ar higiēnas skalošanas iekārtuHigiēnas moduļiRezerves daļas paredzētas: Higiēnas moduļiSkalošanas kastu un tualetes poda vadības ar higiēnas skalošanas iekārtu piederumiRezerves daļas
paredzētas: Skalošanas kastu un tualetes poda vadības ar higiēnas skalošanas iekārtu piederumiBarošanas blokiRezerves daļas paredzētas: Barošanas blokiTīkla komponentiLodveida ventiļiCaurplūdes ventiļi
zemapmetuma montāžaiRezerves daļas paredzētas: Caurplūdes ventiļi zemapmetuma montāžaiAr Mapress presēšanas pieslēgumiemRezerves daļas paredzētas: Ar Mapress presēšanas pieslēgumiemLodveida
ventiļiRezerves daļas paredzētas: Lodveida ventiļiAr FlowFit presēšanas pieslēgumiemRezerves daļas paredzētas: Ar FlowFit presēšanas pieslēgumiemAr Mepla presēšanas pieslēgumiemRezerves daļas
paredzētas: Ar Mepla presēšanas pieslēgumiemAr Mapress presēšanas pieslēgumiemRezerves daļas paredzētas: Ar Mapress presēšanas pieslēgumiemLodveida ventiļi zemapmetuma montāžaiRezerves daļas
paredzētas: Lodveida ventiļi zemapmetuma montāžaiAr FlowFit preses savienojumiemAr Mepla presēšanas pieslēgumiemRezerves daļas paredzētas: Ar Mepla presēšanas pieslēgumiemAr Volex presēšanas
pieslēgumiemAr Compact pieslēgumiemRezerves daļas paredzētas: Ar Compact pieslēgumiemPretvārstiAr Mapress presēšanas pieslēgumiemApsildes atgaisošanas vārstiĀtrās atgaisošanas vārstiVirsmu
temperatūras regulēšanaSistēmu cauruleIeklāšanas materiālsMalas izolācijas joslasLīmlentesIzplešanas adatasJavas piedevasIzplešanās šuvesCauruļu līkumu balstiSadales skapjiMetāla sadales skapjiSadalītāju
klāstsRezerves daļas paredzētas: Sadalītāju klāstsSadalītāji grīdas apsildeiRezerves daļas paredzētas: Sadalītāji grīdas apsildeiLodveida ventiļiTermometrsPārejasRezerves daļas paredzētas: PārejasSadalītāju
noslēgiĀtrās atgaisošanas vārstiPlūsmas sadalītājsTemperatūras regulēšanas vienībasRezerves daļas paredzētas: Temperatūras regulēšanas vienībasApsildes elementu sadalītājiRezerves daļas paredzētas: Apsildes
elementu sadalītājiApvadiRegulēšanas komponentiServopiedziņasTelpas termostatiGalvenie regulatoriKomunikācijas moduļiSensoriTransformatoriPiederumiSadalītāju izolācijaĒku kanalizācijas sistēmasGeberit
Silent-db20CaurulesVeidgabaliRezerves daļas paredzētas: VeidgabaliLīkumiAtzariRezerves daļas paredzētas: AtzariPārejasPiekļuves caurulesRezerves daļas paredzētas: Piekļuves caurulesVeidgabali
SuperTubeLīkumiĪpašas formas veidgabaliSavienojumiRezerves daļas paredzētas: SavienojumiMetināmie savienojumiUzmavu savienojumiRezerves daļas paredzētas: Uzmavu savienojumiSkavu
savienojumiPārejas uz citiem materiāliemRezerves daļas paredzētas: Pārejas uz citiem materiāliemSavienotājelementiRezerves daļas paredzētas: SavienotājelementiPieslēguma līkumiRezerves daļas paredzētas: